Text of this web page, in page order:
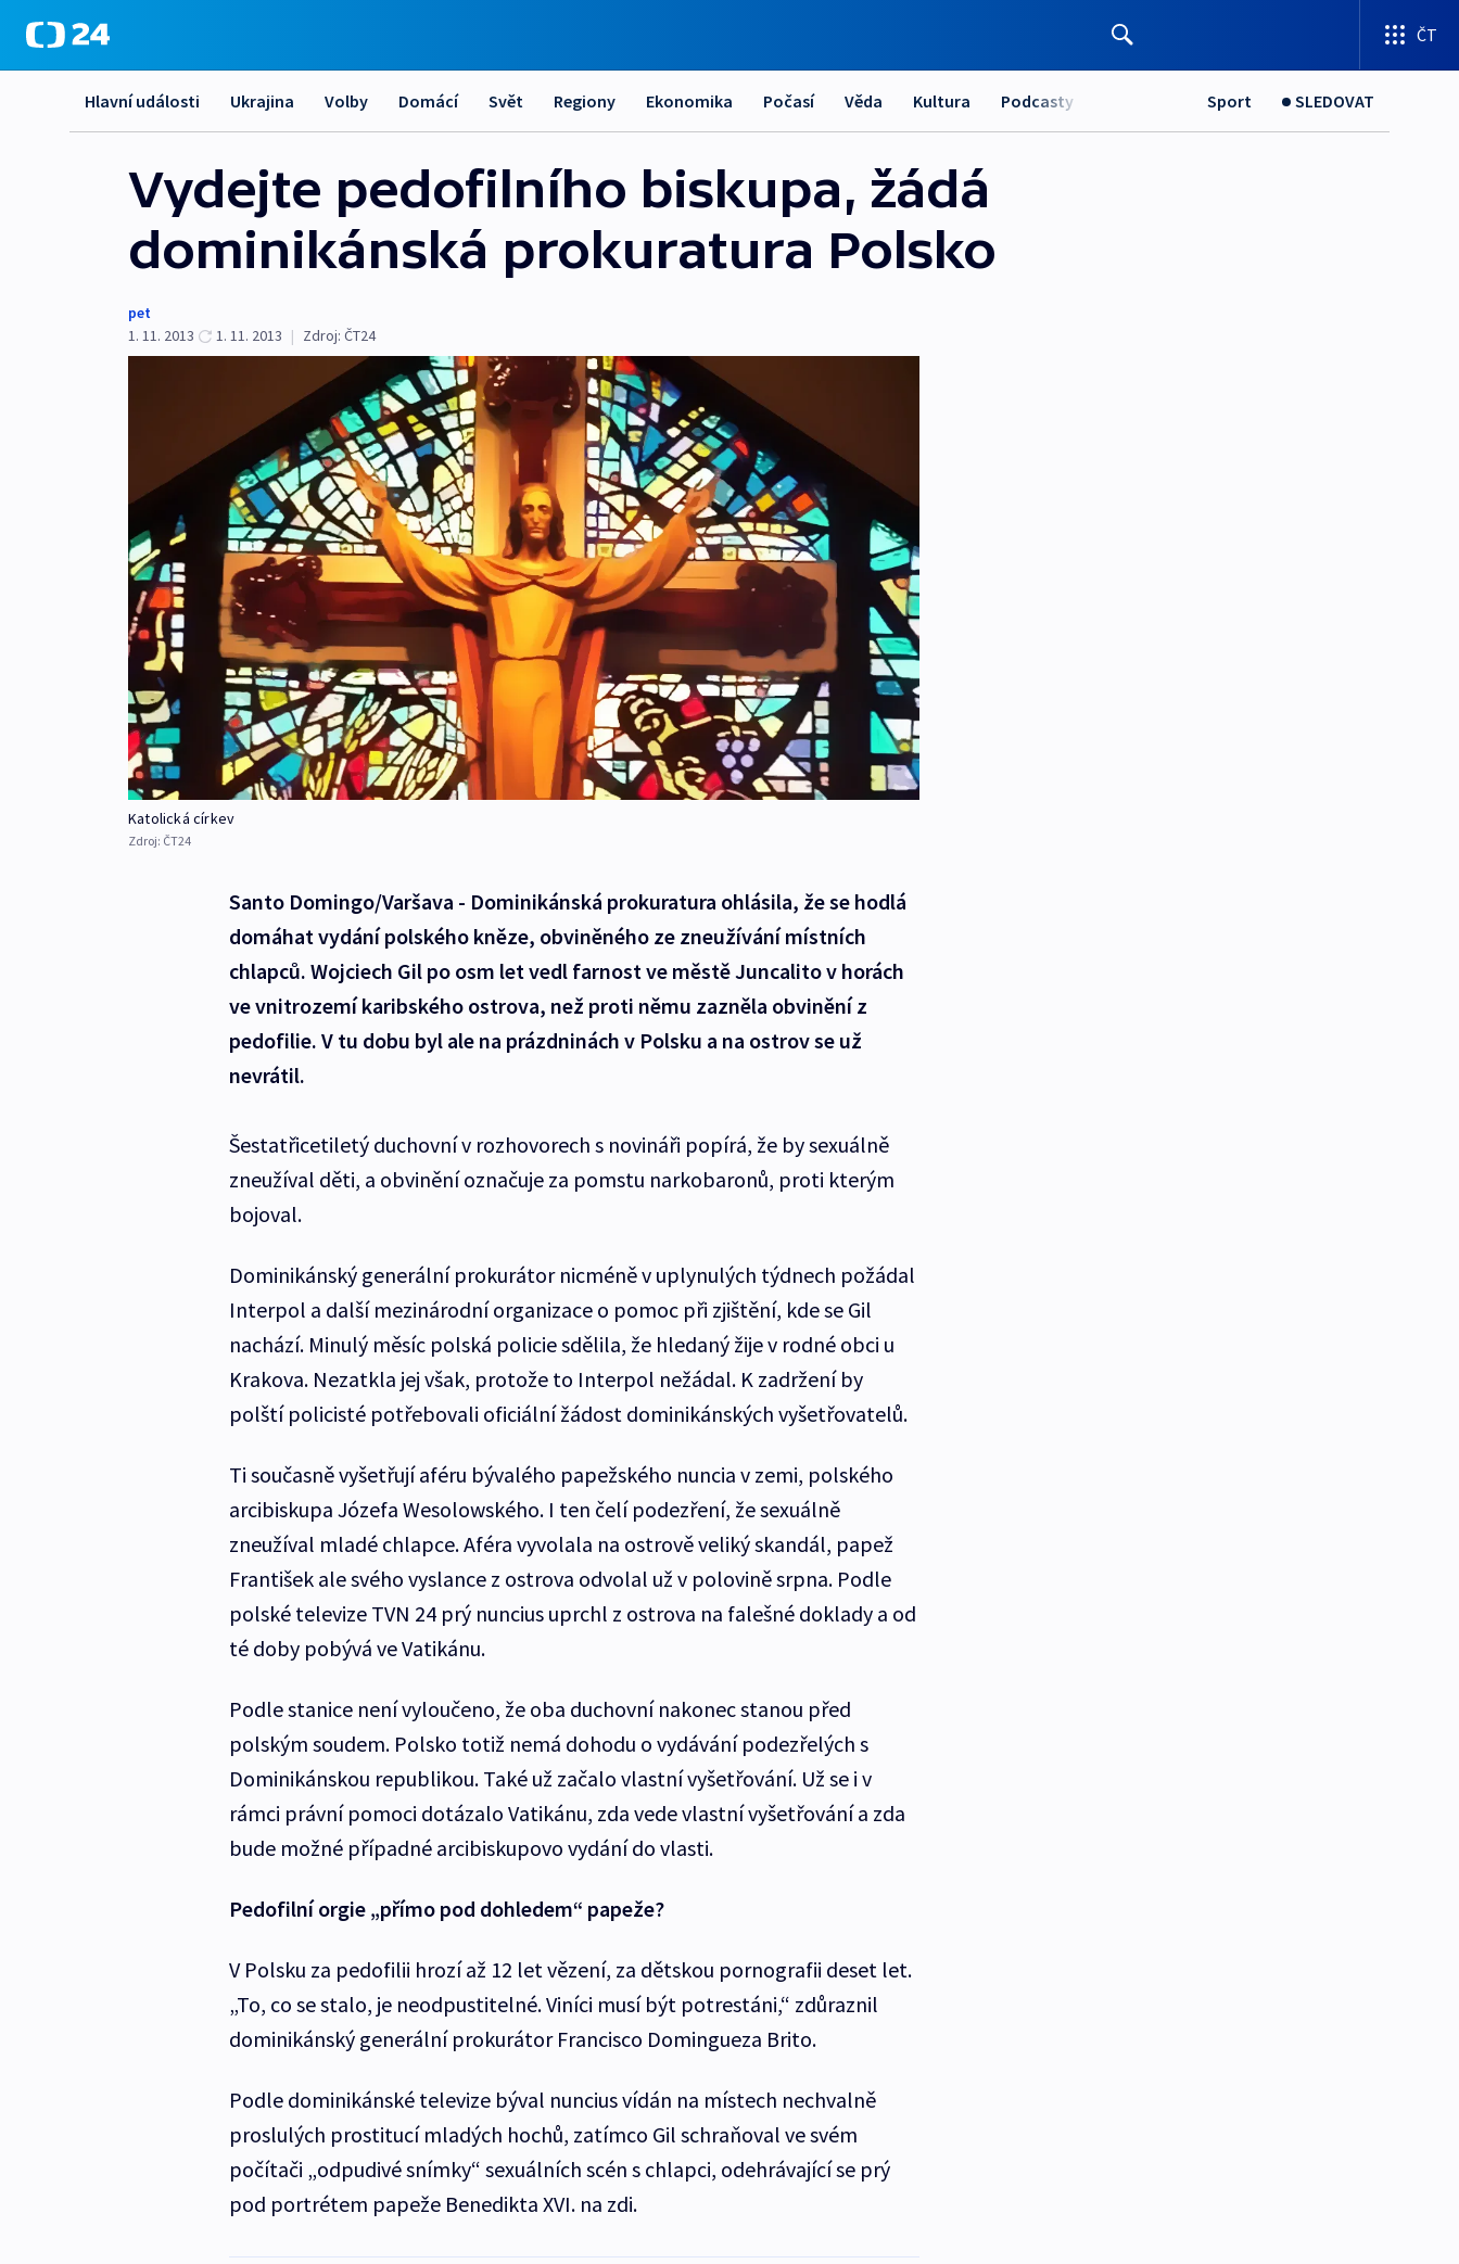
ČT
Hlavní události Ukrajina Volby Domácí Svět Regiony Ekonomika Počasí Věda Kultura Podcasty Sport SLEDOVAT
Vydejte pedofilního biskupa, žádá
dominikánská prokuratura Polsko
pet
1. 11. 2013
1. 11. 2013 | Zdroj: ČT24
Katolická církev
Zdroj: ČT24
Santo Domingo/Varšava - Dominikánská prokuratura ohlásila, že se hodlá
domáhat vydání polského kněze, obviněného ze zneužívání místních
chlapců. Wojciech Gil po osm let vedl farnost ve městě Juncalito v horách
ve vnitrozemí karibského ostrova, než proti němu zazněla obvinění z
pedofilie. V tu dobu byl ale na prázdninách v Polsku a na ostrov se už
nevrátil.
Šestatřicetiletý duchovní v rozhovorech s novináři popírá, že by sexuálně
zneužíval děti, a obvinění označuje za pomstu narkobaronů, proti kterým
bojoval.
Dominikánský generální prokurátor nicméně v uplynulých týdnech požádal
Interpol a další mezinárodní organizace o pomoc při zjištění, kde se Gil
nachází. Minulý měsíc polská policie sdělila, že hledaný žije v rodné obci u
Krakova. Nezatkla jej však, protože to Interpol nežádal. K zadržení by
polští policisté potřebovali oficiální žádost dominikánských vyšetřovatelů.
Ti současně vyšetřují aféru bývalého papežského nuncia v zemi, polského
arcibiskupa Józefa Wesolowského. I ten čelí podezření, že sexuálně
zneužíval mladé chlapce. Aféra vyvolala na ostrově veliký skandál, papež
František ale svého vyslance z ostrova odvolal už v polovině srpna. Podle
polské televize TVN 24 prý nuncius uprchl z ostrova na falešné doklady a od
té doby pobývá ve Vatikánu.
Podle stanice není vyloučeno, že oba duchovní nakonec stanou před
polským soudem. Polsko totiž nemá dohodu o vydávání podezřelých s
Dominikánskou republikou. Také už začalo vlastní vyšetřování. Už se i v
rámci právní pomoci dotázalo Vatikánu, zda vede vlastní vyšetřování a zda
bude možné případné arcibiskupovo vydání do vlasti.
Pedofilní orgie „přímo pod dohledem“ papeže?
V Polsku za pedofilii hrozí až 12 let vězení, za dětskou pornografii deset let.
„To, co se stalo, je neodpustitelné. Viníci musí být potrestáni,“ zdůraznil
dominikánský generální prokurátor Francisco Domingueza Brito.
Podle dominikánské televize býval nuncius vídán na místech nechvalně
proslulých prostitucí mladých hochů, zatímco Gil schraňoval ve svém
počítači „odpudivé snímky“ sexuálních scén s chlapci, odehrávající se prý
pod portrétem papeže Benedikta XVI. na zdi.